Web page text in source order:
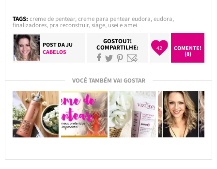
TAGS: creme de pentear,creme para pentear eudora,eudora,
finalizadores, pra reconstruir,siàge, usei e amei
POST DAJU
CABELOS
GOSTOU?!
COMPARTILHE: 42
COMENTE!
(8)
VOCÊ TAMBÉM VAI GOSTAR